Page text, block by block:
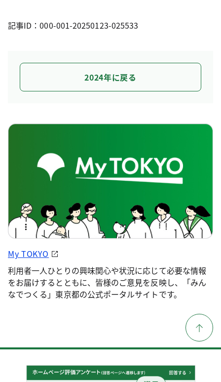
記事ID：000-001-20250123-025533
2024年に戻る
My TOKYO
利用者一人ひとりの興味関心や状況に応じて必要な情報
をお届けするとともに、皆様のご意見を反映し、「みん
なでつくる」東京都の公式ポータルサイトです。